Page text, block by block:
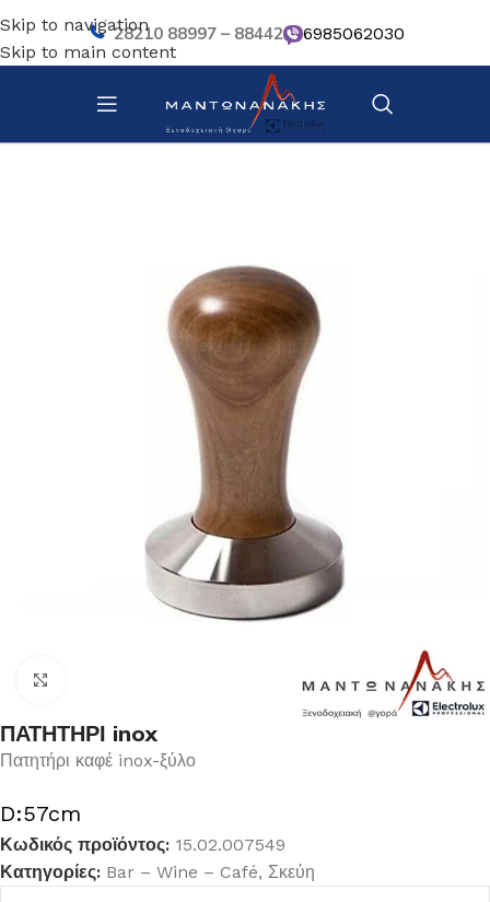
Skip to navigation
Skip to main content
28210 88997 – 88442 6985062030
Αρχική σελίδα/
ΠΑΤΗΤΗΡΙ inox
Πατητήρι καφέ inox-ξύλο
D:57cm
Κωδικός προϊόντος: 15.02.007549
Κατηγορίες: Bar – Wine – Café, Σκεύη